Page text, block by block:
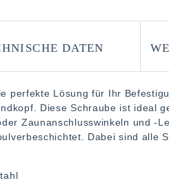
DATEN
perfekte Lösung für Ihr
Diese Schraube ist ideal
Zaunanschlusswinkeln und -
Dabei sind alle